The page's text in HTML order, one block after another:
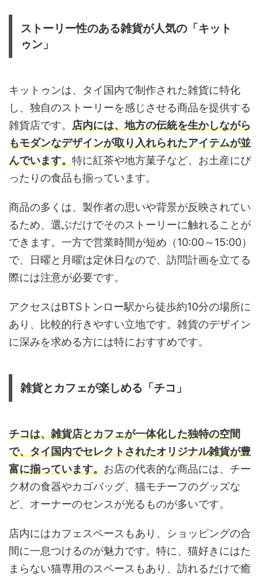
ストーリー性のある雑貨が人気の「キット
ゥン」
キットゥンは、タイ国内で制作された雑貨に特化
し、独自のストーリーを感じさせる商品を提供する
雑貨店です。 店内には、地方の伝統を生かしながら
もモダンなデザインが取り入れられたアイテムが並
んでいます。特に紅茶や地方菓子など、お土産にぴ
ったりの食品も揃っています。
商品の多くは、製作者の思いや背景が反映されてい
るため、選ぶだけでそのストーリーに触れることが
できます。一方で営業時間が短め（10:00～15:00）
で、日曜と月曜は定休日なので、訪問計画を立てる
際には注意が必要です。
アクセスはBTSトンロー駅から徒歩約10分の場所に
あり、比較的行きやすい立地です。雑貨のデザイン
に深みを求める方には特におすすめです。
雑貨とカフェが楽しめる「チコ」
チコは、雑貨店とカフェが一体化した独特の空間
で、タイ国内でセレクトされたオリジナル雑貨が豊
富に揃っています。お店の代表的な商品には、チー
ク材の食器やカゴバッグ、猫モチーフのグッズな
ど、オーナーのセンスが光るものが多いです。
店内にはカフェスペースもあり、ショッピングの合
間に一息つけるのが魅力です。特に、猫好きにはた
まらない猫専用のスペースもあり、訪れるだけで癒